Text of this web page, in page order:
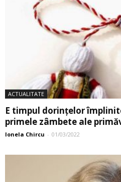
ACTUALITATE
E timpul dorințelor
primele zâmbete ale
Ionela Chircu - 01/03/2022